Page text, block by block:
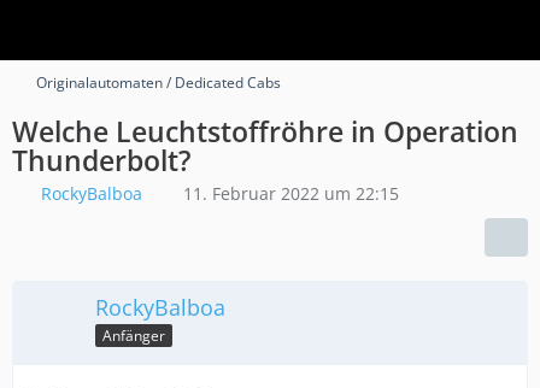
Originalautomaten / Dedicated Cabs
Welche Leuchtstoffröhre in Operation
Thunderbolt?
RockyBalboa 11. Februar 2022 um 22:15
RockyBalboa
Anfänger